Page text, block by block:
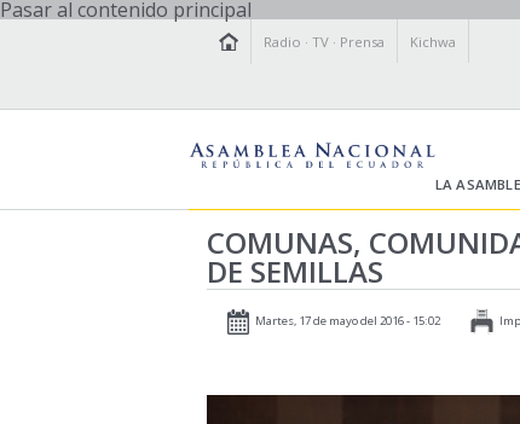
Pasar al contenido principal
Radio ·TV · Prensa Kichwa
LA
COMUNAS,
DE SEMILLAS
Martes, 17 de mayo del 2016 - 15:02